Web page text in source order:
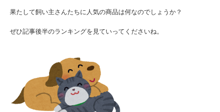
果たして飼い主さんたちに人気の商品は何なのでしょうか？
ぜひ記事後半のランキングを見ていってくださいね。